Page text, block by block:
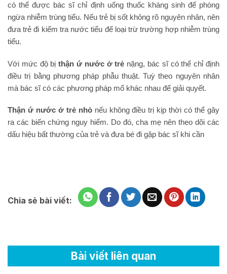
có thể được bác sĩ chỉ định uống thuốc kháng sinh để phòng
ngừa nhiễm trùng tiểu. Nếu trẻ bị sốt không rõ nguyên nhân, nên
đưa trẻ đi kiểm tra nước tiểu để loại trừ trường hợp nhiễm trùng
tiểu.
Với mức độ bịthận ứ nước ở trẻ nặng, bác sĩ có thể chỉ định
điều trị bằng phương pháp phẫu thuật. Tuỳ theo nguyên nhân
mà bác sĩ có các phương pháp mổ khác nhau để giải quyết.
Thận ứ nước ở trẻ nhỏnếu không điều trị kịp thời có thể gây
ra các biến chứng nguy hiểm. Do đó, cha mẹ nên theo dõi các
dấu hiệu bất thường của trẻ và đưa bé đi gặp bác sĩ khi cần
Chia sẻ bài viết:
Bài viết liên quan